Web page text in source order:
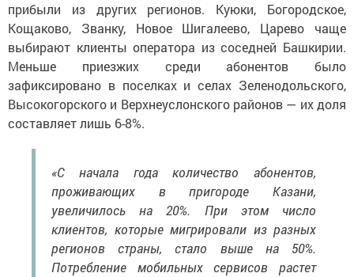
прибыли из других регионов. Куюки, Богородское,
Кощаково, Званку, Новое Шигалеево, Царево чаще
выбирают клиенты оператора из соседней Башкирии.
Меньше приезжих среди абонентов было
зафиксировано в поселках и селах Зеленодольского,
Высокогорского и Верхнеуслонского районов — их доля
составляет лишь 6-8%.
«С начала года количество абонентов,
проживающих в пригороде Казани,
увеличилось на 20%. При этом число
клиентов, которые мигрировали из разных
регионов страны, стало выше на 50%.
Потребление мобильных сервисов растет